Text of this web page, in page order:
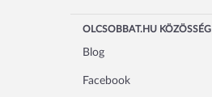
OLCSOBBAT.HU KÖZÖSSÉG
Blog
Facebook